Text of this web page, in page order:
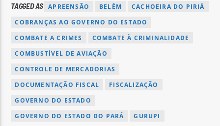
TAGGED AS APREENSÃO BELÉM
CACHOEIRA DO PIRIÁ
COBRANÇAS AO GOVERNO DO ESTADO
COMBATE A CRIMES
COMBATE À CRIMINALIDADE
COMBUSTÍVEL DE AVIAÇÃO
CONTROLE DE MERCADORIAS
DOCUMENTAÇÃO FISCAL
FISCALIZAÇÃO
GOVERNO DO ESTADO
GOVERNO DO ESTADO DO PARÁ
GURUPI